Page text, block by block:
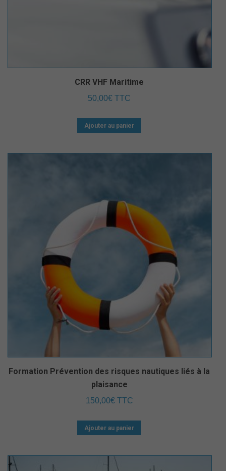
CRR VHF Maritime
50,00€ TTC
Ajouter au panier
Formation Prévention des risques nautiques liés à la
plaisance
150,00€ TTC
Ajouter au panier